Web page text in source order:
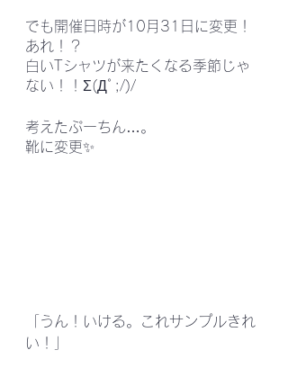
でも開催日時が10月31日に変更！
あれ！？
白いTシャツが来たくなる季節じゃ
ない！！Σ(Дﾟ;/)/
考えたぷーちん…。
靴に変更✨
「うん！いける。これサンプルきれ
い！」